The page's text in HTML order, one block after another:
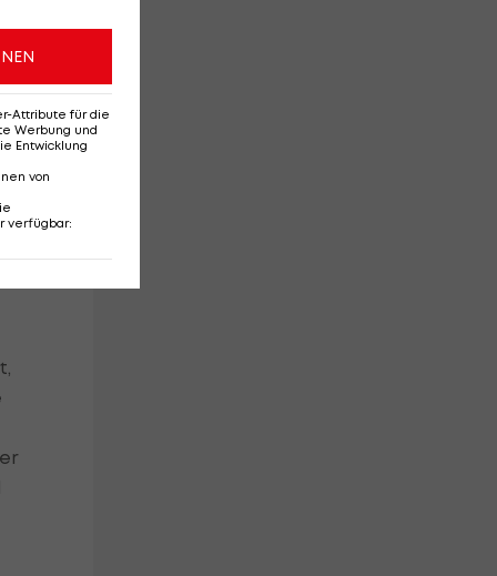
Attribute für die
Werbung und
Entwicklung
von
verfügbar: